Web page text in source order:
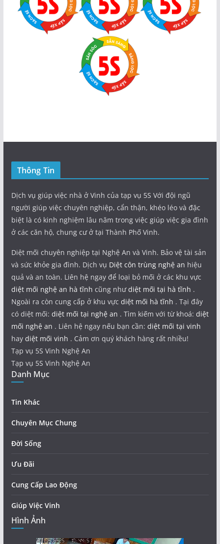
Thông Tin
Dịch vụ giúp việc nhà ở Vinh của tạp vụ 5S Với đội ngũ
người giúp việc chuyên nghiệp, cẩn thận, khéo léo và đặc
biệt là có kinh nghiệm lâu năm trong việc giúp việc gia đình
ở các căn hộ, chung cư ở tại Thành Phố Vinh.
Diệt mối chuyên nghiệp tại Nghệ An và Vinh. Bảo vệ tài sản
và sức khỏe gia đình. Dịch vụ Diệt côn trùng nghệ an hiệu
quả và an toàn. Liên hệ ngay để loại bỏ mối ở các khu vực
diệt mối nghệ an hà tĩnh cũng nhưdiệt mối tại hà tĩnh .
Ngoài ra còn cung cấp ở khu vực diệt mối hà tĩnh . Tại đây
có diệt mối: diệt mối tại nghệ an . Tìm kiếm với từ khoá: diệt
mối nghệ an . Liên hệ ngay nếu bạn cần: diệt mối tại vinh
hay diệt mối vinh . Cảm ơn quý khách hàng rất nhiều!
Tạp vụ 5S Vinh Nghệ An
Tạp vụ 5S Vinh Nghệ An
Danh Mục
Tin Khác
Chuyên Mục Chung
Đời Sống
Ưu Đãi
Cung Cấp Lao Động
Giúp Việc Vinh
Hình Ảnh